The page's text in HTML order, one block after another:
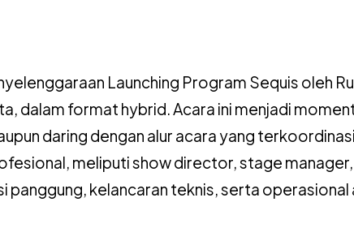
Launching Program Sequis oleh
dalam format hybrid. Acara ini menjadi
daring dengan alur acara yang
meliputi show director, stage
kelancaran teknis, serta operasional